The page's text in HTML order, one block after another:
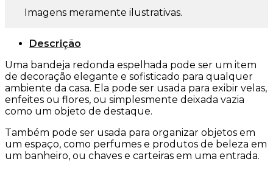
Imagens meramente ilustrativas.
Descrição
Uma bandeja redonda espelhada pode ser um item
de decoração elegante e sofisticado para qualquer
ambiente da casa. Ela pode ser usada para exibir velas,
enfeites ou flores, ou simplesmente deixada vazia
como um objeto de destaque.
Também pode ser usada para organizar objetos em
um espaço, como perfumes e produtos de beleza em
um banheiro, ou chaves e carteiras em uma entrada.